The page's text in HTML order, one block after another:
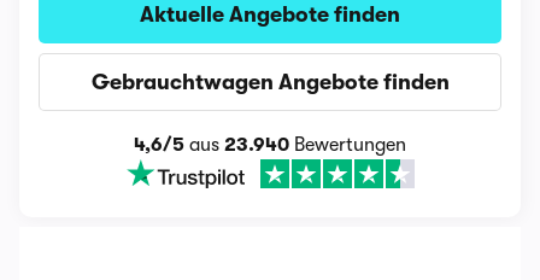
Aktuelle Angebote finden
Gebrauchtwagen Angebote finden
4,6/5 aus 23.940 Bewertungen